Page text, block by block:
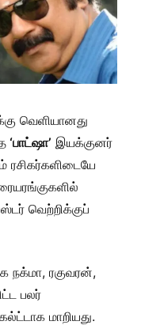
வெளியானது
‘பாட்ஷா’ இயக்குனர்
ரசிகர்களிடையே
வெற்றிக்குப்
நக்மா, ரகுவரன்,
பலர்
மாறியது.